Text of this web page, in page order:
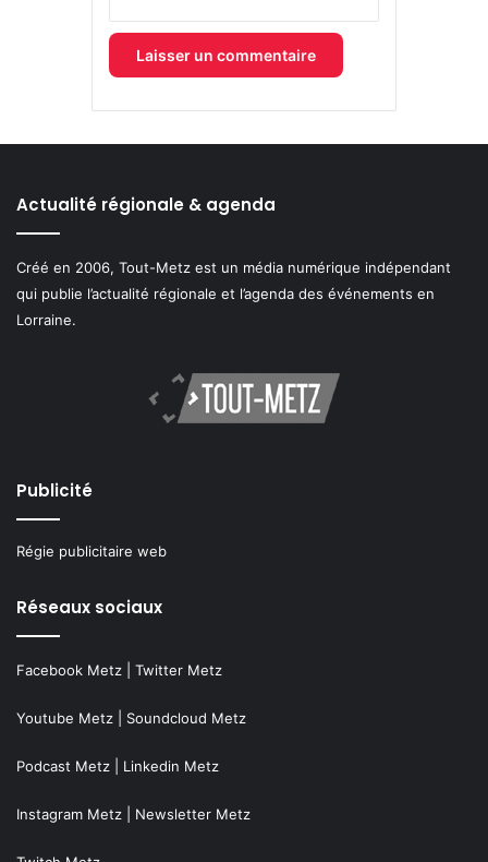
Actualité régionale & agenda
Créé en 2006, Tout-Metz est un média numérique indépendant
qui publie l’actualité régionale et l’agenda des événements en
Lorraine.
Publicité
Régie publicitaire web
Réseaux sociaux
Facebook Metz Twitter Metz
Youtube Metz Soundcloud Metz
Podcast Metz Linkedin Metz
Instagram Metz Newsletter Metz